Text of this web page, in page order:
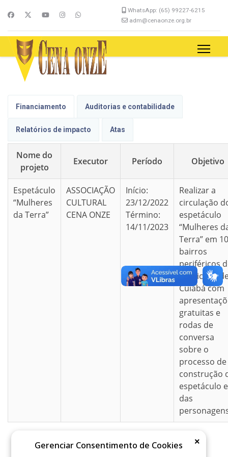
×
Gerenciar Consentimento de Cookies
WhatsApp: (65) 99227-6215
adm@cenaonze.org.br
Financiamento Auditorias e contabilidade
Relatórios de impacto Atas
Nome do
projeto
Executor Período Objetivo
Espetáculo
“Mulheres
da Terra”
ASSOCIAÇÃO
CULTURAL
CENA ONZE
Início:
23/12/2022
Término:
14/11/2023
Realizar a
circulação
espetáculo
“Mulheres
Terra” em 10
bairros
periféricos
município
Cuiabá com
gratuitas e
rodas de
conversa
sobre o
processo de
construção
espetáculo e
das